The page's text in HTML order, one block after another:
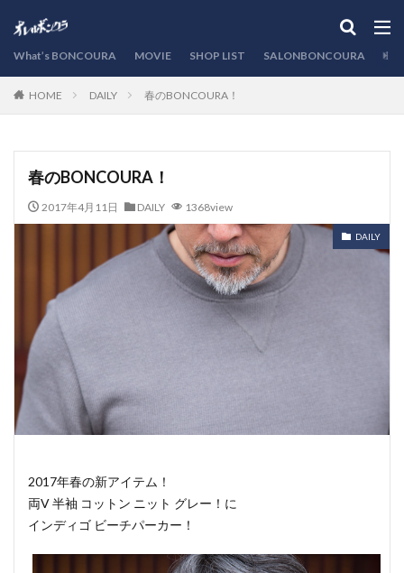
What’s BONCOURA MOVIE SHOP LIST SALONBONCOURA
HOME DAILY 春のBONCOURA！
春のBONCOURA！
2017年4月11日 DAILY 1368view
DAILY
2017年春の新アイテム！
両V 半袖 コットン ニット グレー！に
インディゴ ビーチパーカー！
カテゴリー
検索